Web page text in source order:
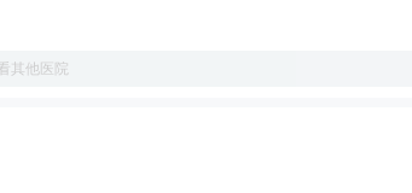
其他医院